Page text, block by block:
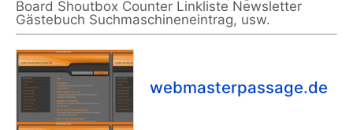
Board Shoutbox Counter Linkliste Newsletter
Gästebuch Suchmaschineneintrag, usw.
webmasterpassage.de